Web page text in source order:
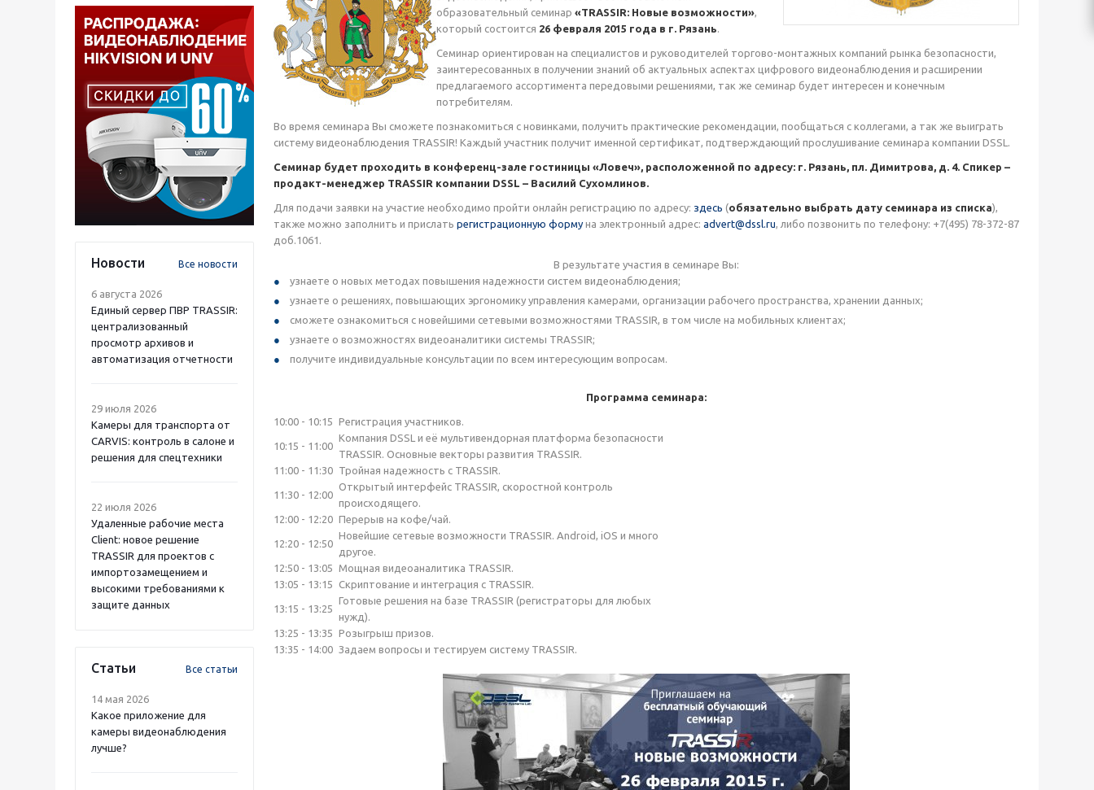
Новости Все новости
6 августа 2026
Единый сервер ПВР TRASSIR:
централизованный
просмотр архивов и
автоматизация отчетности
29 июля 2026
Камеры для транспорта от
CARVIS: контроль в салоне и
решения для спецтехники
22 июля 2026
Удаленные рабочие места
Client: новое решение
TRASSIR для проектов с
импортозамещением и
высокими требованиями к
защите данных
Статьи Все статьи
14 мая 2026
Какое приложение для
камеры видеонаблюдения
лучше?
образовательный семинар «TRASSIR: Новые возможности»
который состоится 26 февраля 2015 года в г. Рязань
Семинар ориентирован на специалистов и руководителей торгово-монтажных компаний рынка безопасности,
заинтересованных в получении знаний об актуальных аспектах цифрового видеонаблюдения и расширении
предлагаемого ассортимента передовыми решениями, так же семинар будет интересен и конечным
потребителям.
Во время семинара Вы сможете познакомиться с новинками, получить практические рекомендации, пообщаться с коллегами, а так же выиграть
систему видеонаблюдения TRASSIR! Каждый участник получит именной сертификат, подтверждающий прослушивание семинара компании DSSL.
Семинар будет проходить в конференц-зале гостиницы «Ловеч», расположенной по адресу: г. Рязань, пл. Димитрова, д. 4. Спикер –
продакт-менеджер TRASSIR компании DSSL – Василий Сухомлинов.
Для подачи заявки на участие необходимо пройти онлайн регистрацию по адресу: здесь (обязательно выбрать дату семинара из списка),
также можно заполнить и прислать регистрационную форму на электронный адрес: advert@dssl.ru , либо позвонить по телефону: +7(495) 78-372-87
доб.1061.
В результате участия в семинаре Вы:
узнаете о новых методах повышения надежности систем видеонаблюдения;
узнаете о решениях, повышающих эргономику управления камерами, организации рабочего пространства, хранении данных;
сможете ознакомиться с новейшими сетевыми возможностями TRASSIR, в том числе на мобильных клиентах;
узнаете о возможностях видеоаналитики системы TRASSIR;
получите индивидуальные консультации по всем интересующим вопросам.
Программа семинара:
10:00 - 10:15 Регистрация участников.
10:15 - 11:00
Компания DSSL и её мультивендорная платформа безопасности
TRASSIR. Основные векторы развития TRASSIR.
11:00 - 11:30 Тройная надежность с TRASSIR.
11:30 - 12:00
Открытый интерфейс TRASSIR, скоростной контроль
происходящего.
12:00 - 12:20 Перерыв на кофе/чай.
12:20 - 12:50
Новейшие сетевые возможности TRASSIR. Android, iOS и много
другое.
12:50 - 13:05 Мощная видеоаналитика TRASSIR.
13:05 - 13:15 Скриптование и интеграция с TRASSIR.
13:15 - 13:25
Готовые решения на базе TRASSIR (регистраторы для любых
нужд).
13:25 - 13:35 Розыгрыш призов.
13:35 - 14:00 Задаем вопросы и тестируем систему TRASSIR.